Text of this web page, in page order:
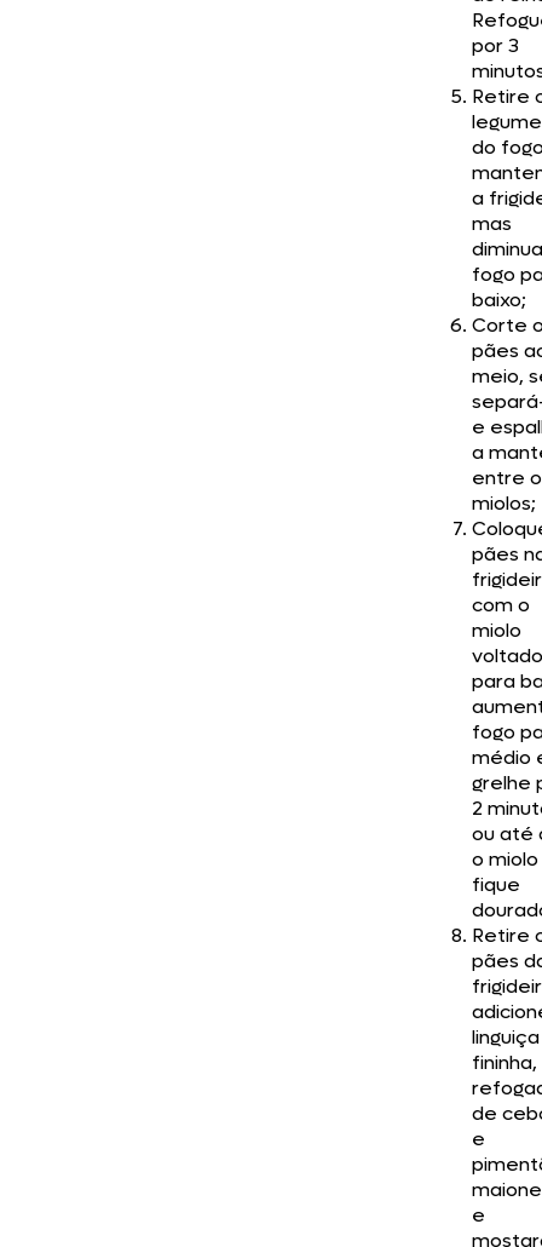
por 3
Retire
do
a
mas
fogo
baixo;
Corte
pães
meio,
e
a
entre
miolos;
pães
com o
miolo
voltado
para
fogo
médio
grelhe
2
ou até
o miolo
fique
Retire
pães
linguiça
fininha,
de
e
e